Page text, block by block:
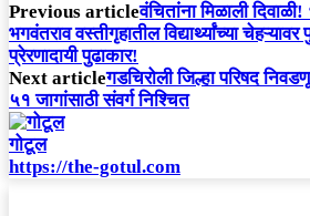
Previous articleवंचितांना मिळाली
भगवंतराव वस्तीगृहातील विद्यार्थ्यांच्या
प्रेरणादायी पुढाकार!
Next articleगडचिरोली जिल्हा परिषद
५१ जागांसाठी संवर्ग निश्चित
गोटूल
https://the-gotul.com